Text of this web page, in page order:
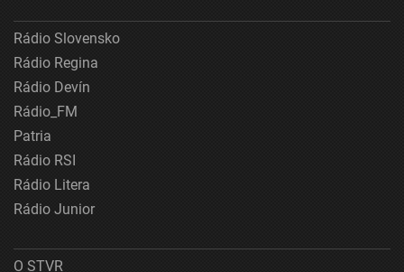
Rádio Slovensko
Rádio Regina
Rádio Devín
Rádio_FM
Patria
Rádio RSI
Rádio Litera
Rádio Junior
O STVR